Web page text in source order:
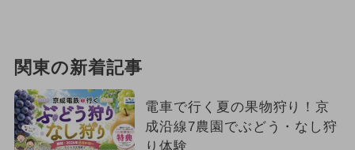
関東の新着記事
電車で行く夏の果物狩り！京
成沿線7農園でぶどう・なし狩
り体験